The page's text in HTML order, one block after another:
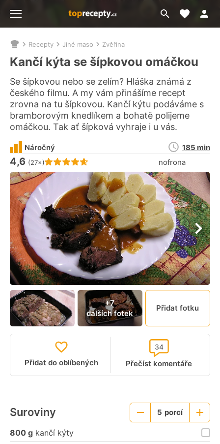
Přejít
na
Moje
Nacházíte
se
zde:
Recepty Jiné maso Zvěřina
Kančí kýta se šípkovou omáčkou
Se šípkovou nebo se zelím? Hláška známá z
českého filmu. A my vám přinášíme recept
zrovna na tu šípkovou. Kančí kýtu podáváme s
bramborovým knedlíkem a bohatě polijeme
omáčkou. Tak ať šípková vyhraje i u vás.
Hodnocení receptu je
4,6 (27×) nofrona
Náročný
Doba
185 min
+7
dalších fotek
Přidat fotku
Přidat do oblíbených Přečíst komentáře
34
Suroviny
Menší5 porcí
Větší
porce
800 g kančí kýty